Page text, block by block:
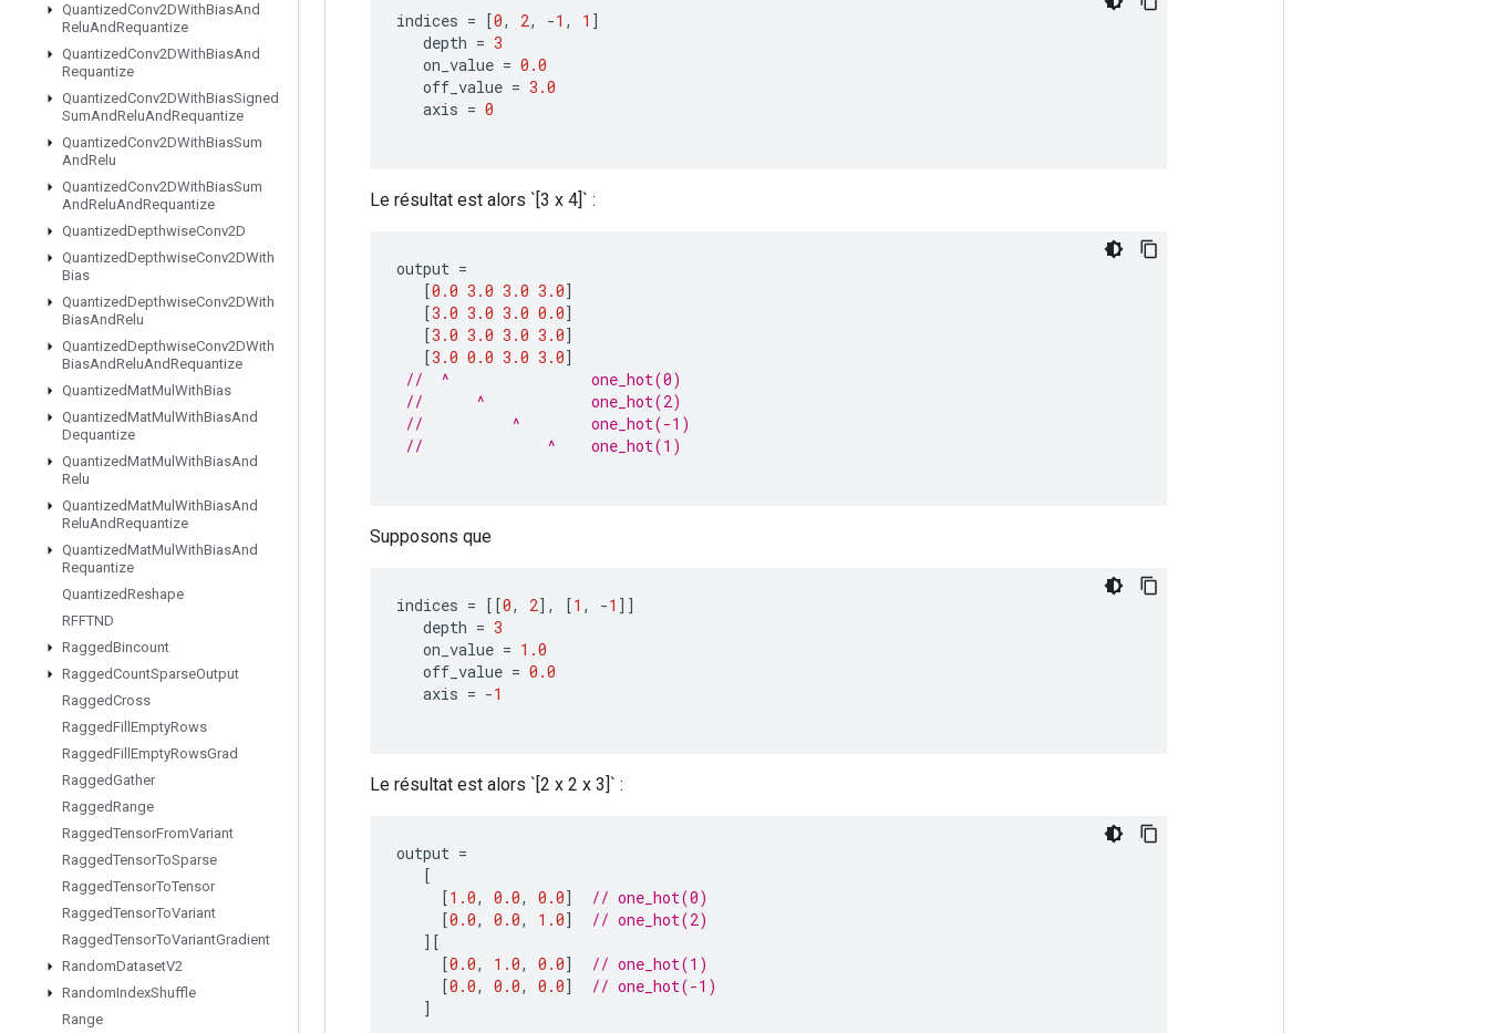
QuantizedConv2DWithBiasAnd
ReluAndRequantize
QuantizedConv2DWithBiasAnd
Requantize
QuantizedConv2DWithBiasSigned
SumAndReluAndRequantize
QuantizedConv2DWithBiasSum
AndRelu
QuantizedConv2DWithBiasSum
AndReluAndRequantize
QuantizedDepthwiseConv2D
QuantizedDepthwiseConv2DWith
Bias
QuantizedDepthwiseConv2DWith
BiasAndRelu
QuantizedDepthwiseConv2DWith
BiasAndReluAndRequantize
QuantizedMatMul WithBias
QuantizedMatMul WithBiasAnd
Dequantize
QuantizedMatMul WithBiasAnd
Relu
QuantizedMatMul WithBiasAnd
ReluAndRequantize
QuantizedMatMul WithBiasAnd
Requantize
QuantizedReshape
RFFTND
RaggedBincount
RaggedCountSparseOutput
RaggedCross
RaggedFill EmptyRows
RaggedFill EmptyRowsGrad
RaggedGather
RaggedRange
RaggedTensorFromVariant
RaggedTensorToSparse
RaggedTensorToTensor
RaggedTensorToVariant
RaggedTensorToVariantGradient
RandomDatasetV2
RandomIndexShuffle
Range
indices = [0, 2, -1 , 1 ]
depth = 3
on_value = 0.0
off_value = 3.0
axis = 0
Le résultat est alors `[3 x 4]` :
output =
[0.0 3.0 3.0 3.0]
[3.0 3.0 3.0 0.0]
[3.0 3.0 3.0 3.0]
[3.0 0.0 3.0 3.0]
//  ^                one_hot(0)
//      ^            one_hot(2)
//          ^        one_hot(-1)
//              ^    one_hot(1)
Supposons que
indices = [[0, 2] , [1 , -1 ]]
depth = 3
on_value = 1.0
off_value = 0.0
axis = -1
Le résultat est alors `[2 x 2 x 3]` :
output =
[
[1.0, 0.0, 0.0]
// one_hot(0)
[0.0, 0.0, 1.0]
// one_hot(2)
][
[0.0, 1.0, 0.0]
// one_hot(1)
[0.0, 0.0, 0.0]
// one_hot(-1)
]